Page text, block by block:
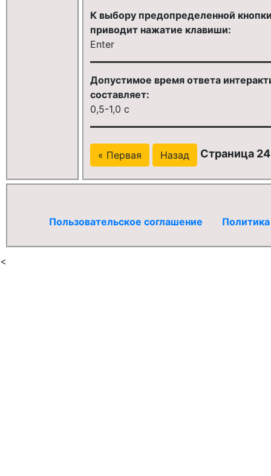
К выбору предопределенной
приводит нажатие клавиши:
Enter
Допустимое время ответа
составляет:
0,5-1,0 с
« Первая Назад Страница
Пользовательское соглашение
<